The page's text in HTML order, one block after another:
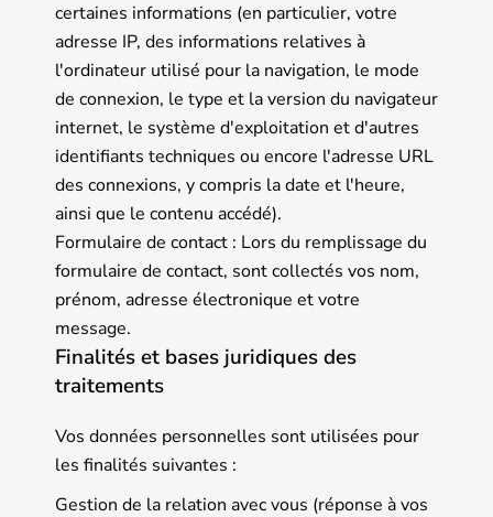
certaines informations (en particulier, votre
adresse IP, des informations relatives à
l'ordinateur utilisé pour la navigation, le mode
de connexion, le type et la version du navigateur
internet, le système d'exploitation et d'autres
identifiants techniques ou encore l'adresse URL
des connexions, y compris la date et l'heure,
ainsi que le contenu accédé).
Formulaire de contact : Lors du remplissage du
formulaire de contact, sont collectés vos nom,
prénom, adresse électronique et votre
message.
Finalités et bases juridiques des
traitements
Vos données personnelles sont utilisées pour
les finalités suivantes :
Gestion de la relation avec vous (réponse à vos